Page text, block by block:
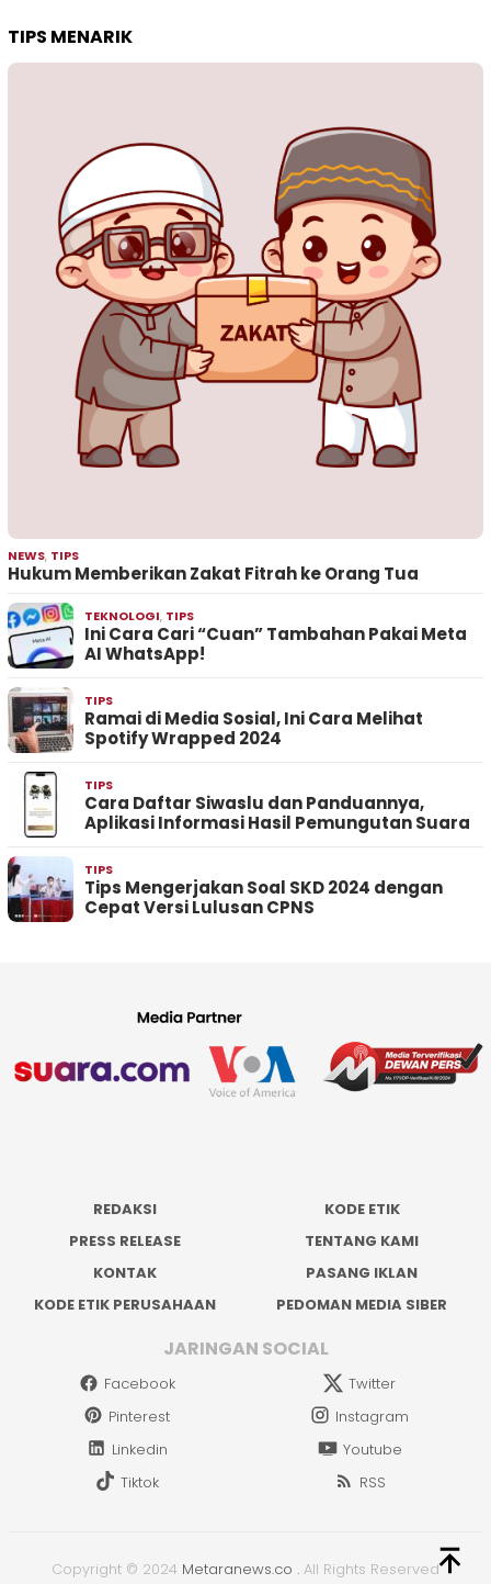
TIPS MENARIK
NEWS, TIPS
Hukum Memberikan Zakat Fitrah ke Orang Tua
TEKNOLOGI, TIPS
Ini Cara Cari “Cuan” Tambahan Pakai Meta
AI WhatsApp!
TIPS
Ramai di Media Sosial, Ini Cara Melihat
Spotify Wrapped 2024
TIPS
Cara Daftar Siwaslu dan Panduannya,
Aplikasi Informasi Hasil Pemungutan Suara
TIPS
Tips Mengerjakan Soal SKD 2024 dengan
Cepat Versi Lulusan CPNS
REDAKSI
KODE ETIK
PRESS RELEASE
TENTANG KAMI
KONTAK
PASANG IKLAN
KODE ETIK PERUSAHAAN
PEDOMAN MEDIA SIBER
JARINGAN SOCIAL
Facebook
Twitter
Pinterest
Instagram
Linkedin
Youtube
Tiktok
RSS
Copyright © 2024 Metaranews.co . All Rights Reserved